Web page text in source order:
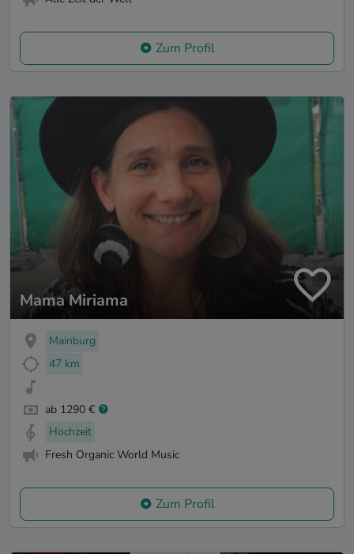
Zum Profil
Mama Miriama
Mainburg
47 km
ab 1290 €
Hochzeit
Fresh Organic World Music
Zum Profil